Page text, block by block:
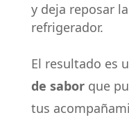
y deja reposar
refrigerador.
El resultado es
de saborque
tus